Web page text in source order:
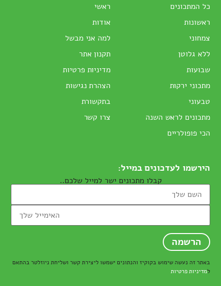
כל המתכונים
ראשונות
צמחוני
ללא גלוטן
שבועות
מתכוני ירקות
טבעוני
מתכונים לראש השנה
הכי פופולריים
ראשי
אודות
למה אני מבשל
תקנון אתר
מדיניות פרטיות
הצהרת נגישות
בתקשורת
צרו קשר
הירשמו לעדכונים במייל:
קבלו מתכונים ישר למייל שלכם..
באתר זה נעשה שימוש בקוקיז והנתונים ישמשו ליצירת קשר ושליחת ניוזלטר בהתאם
למדיניות פרטיות